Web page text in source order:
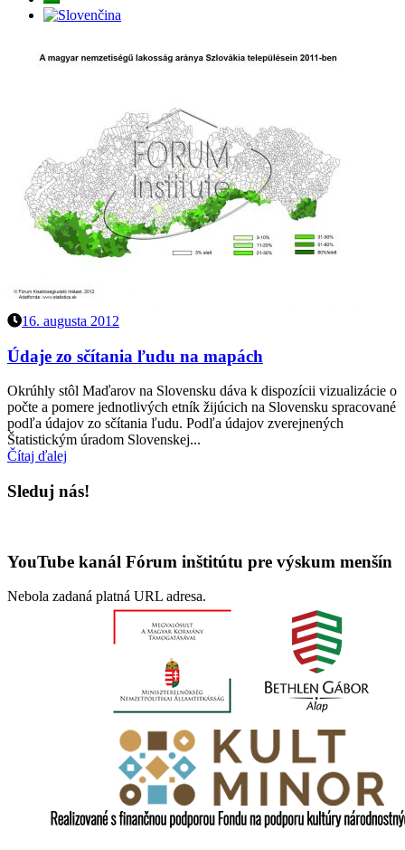
16. augusta 2012
Údaje zo sčítania ľudu na mapách
Okrúhly stôl Maďarov na Slovensku dáva k dispozícii vizualizácie o
počte a pomere jednotlivých etník žijúcich na Slovensku spracované
podľa údajov zo sčítania ľudu. Podľa údajov zverejnených
Štatistickým úradom Slovenskej...
Čítaj ďalej
Sleduj nás!
YouTube kanál Fórum inštitútu pre výskum menšín
Nebola zadaná platná URL adresa.